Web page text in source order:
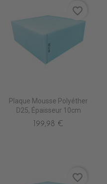
Plaque Mousse Polyéther
D25, Épaisseur 10cm
199,98 €
favorite_border
favorite_border